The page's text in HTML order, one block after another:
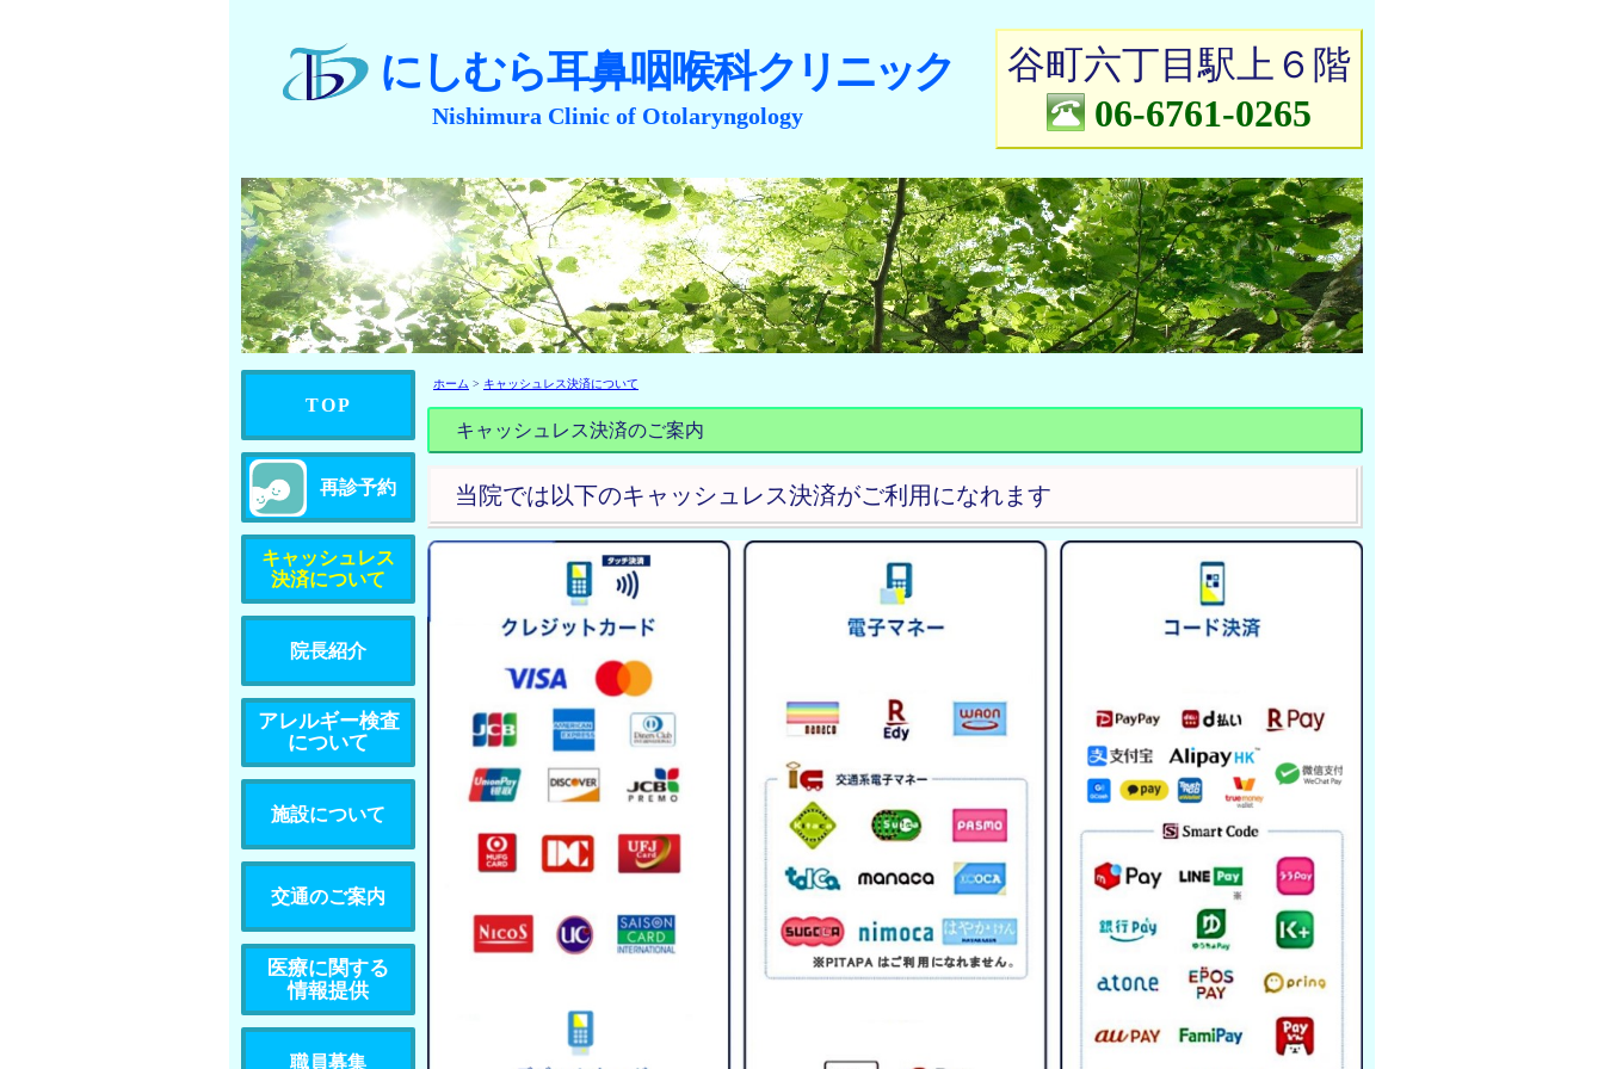
にしむら耳鼻咽喉科クリニック
Nishimura Clinic of Otolaryngology
谷町六丁目駅上６階
06-6761-0265
TOP
再診予約
キャッシュレス
決済について
院長紹介
アレルギー検査
について
施設について
交通のご案内
医療に関する
情報提供
職員募集
ホーム > キャッシュレス決済について
キャッシュレス決済のご案内
当院では以下のキャッシュレス決済がご利用になれます